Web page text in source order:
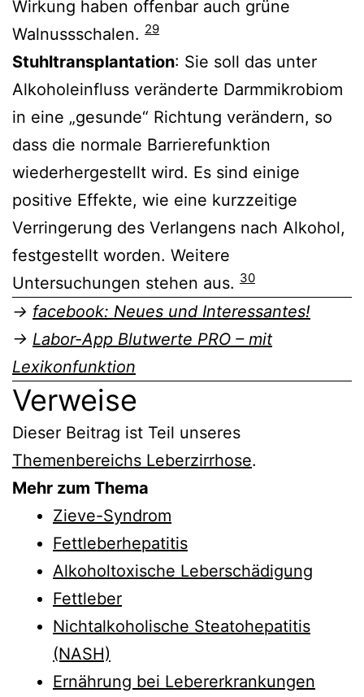
Wirkung haben offenbar auch grüne
Walnussschalen. 29
Stuhltransplantation: Sie soll das unter
Alkoholeinfluss veränderte Darmmikrobiom
in eine „gesunde“ Richtung verändern, so
dass die normale Barrierefunktion
wiederhergestellt wird. Es sind einige
positive Effekte, wie eine kurzzeitige
Verringerung des Verlangens nach Alkohol,
festgestellt worden. Weitere
Untersuchungen stehen aus. 30
→ facebook: Neues und Interessantes!
→ Labor-App Blutwerte PRO – mit
Lexikonfunktion
Verweise
Dieser Beitrag ist Teil unseres
Themenbereichs Leberzirrhose.
Mehr zum Thema
Zieve-Syndrom
Fettleberhepatitis
Alkoholtoxische Leberschädigung
Fettleber
Nichtalkoholische Steatohepatitis
(NASH)
Ernährung bei Lebererkrankungen